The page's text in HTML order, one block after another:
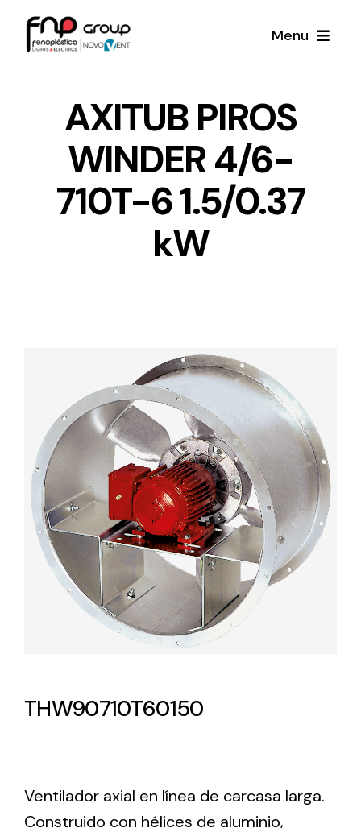
Menu
Iluminación y Material Eléctrico
Lighting and Electrical
Equipment
Complete solutions in lighting and electrical
material for each project and need
Ventilación
Amplia gama de ventiladores y equipos de
The incorporation of Novovent into the group
meant a greater offer of ventilation products for
Noticias
Proyectos
Sobre Nosotros
AXITUB PIROS
WINDER 4/6-
710T-6 1.5/0.37
kW
THW90710T60150
Ventilador axial en línea de carcasa larga.
Construido con hélices de aluminio,